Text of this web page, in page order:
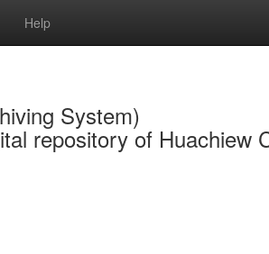
Help
System)
repository of Huachiew